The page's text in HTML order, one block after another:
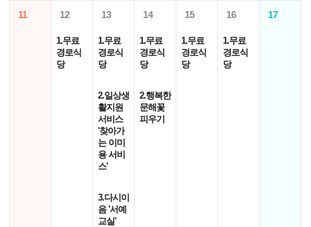
11 12
1.무료
경로식
당
13
1.무료
경로식
당
2.일상생
활지원
서비스
'찾아가
는 이미
용 서비
스'
3.다시이
음 '서예
교실'
14
1.무료
경로식
당
2.행복한
문해꽃
피우기
15
1.무료
경로식
당
16
1.무료
경로식
당
17